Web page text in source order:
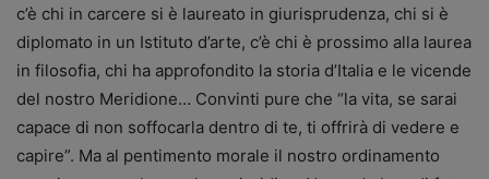
c’è chi in carcere si è laureato in giurisprudenza, chi si è
diplomato in un Istituto d’arte, c’è chi è prossimo alla laurea
in filosofia, chi ha approfondito la storia d’Italia e le vicende
del nostro Meridione… Convinti pure che “la vita, se sarai
capace di non soffocarla dentro di te, ti offrirà di vedere e
capire”. Ma al pentimento morale il nostro ordinamento